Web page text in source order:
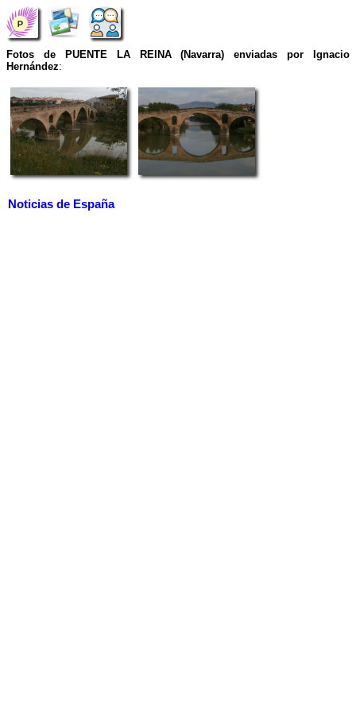
Fotos de PUENTE LA REINA (Navarra) enviadas por Ignacio
Hernández:
Noticias de España